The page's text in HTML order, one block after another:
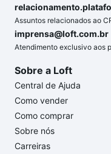
Assuntos relacionados ao
imprensa@loft.com.br
Atendimento exclusivo aos
Sobre a Loft
Central de Ajuda
Como vender
Como comprar
Sobre nós
Carreiras